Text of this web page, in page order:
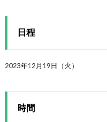
日程
2023年12月19日（火）
時間